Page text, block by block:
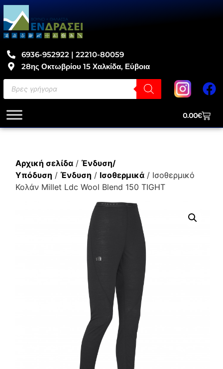
6936-952922 | 22210-80059
28ης Οκτωβρίου 15 Χαλκίδα, Εύβοια
0.00€
Αρχική σελίδα/ Ένδυση/
Υπόδυση / Ένδυση / Ισοθερμικά/ Ισοθερμικό
Κολάν Millet Ldc Wool Blend 150 TIGHT